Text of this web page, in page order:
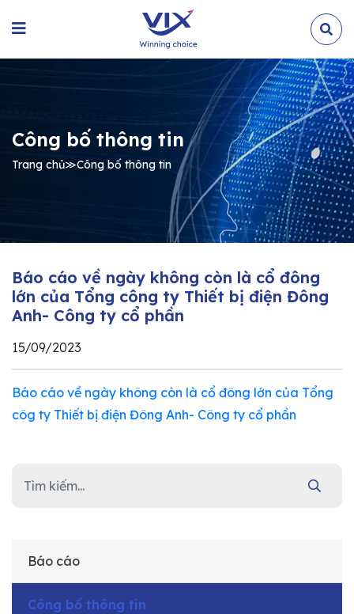
Công bố thông tin
Trang chủ≫Công bố thông tin
Báo cáo
Công bố thông tin
Báo cáo về ngày không còn là cổ đông
lớn của Tổng công ty Thiết bị điện Đông
Anh- Công ty cổ phần
15/09/2023
Báo cáo về ngày không còn là cổ đông lớn của Tổng
côg ty Thiết bị điện Đông Anh- Công ty cổ phần